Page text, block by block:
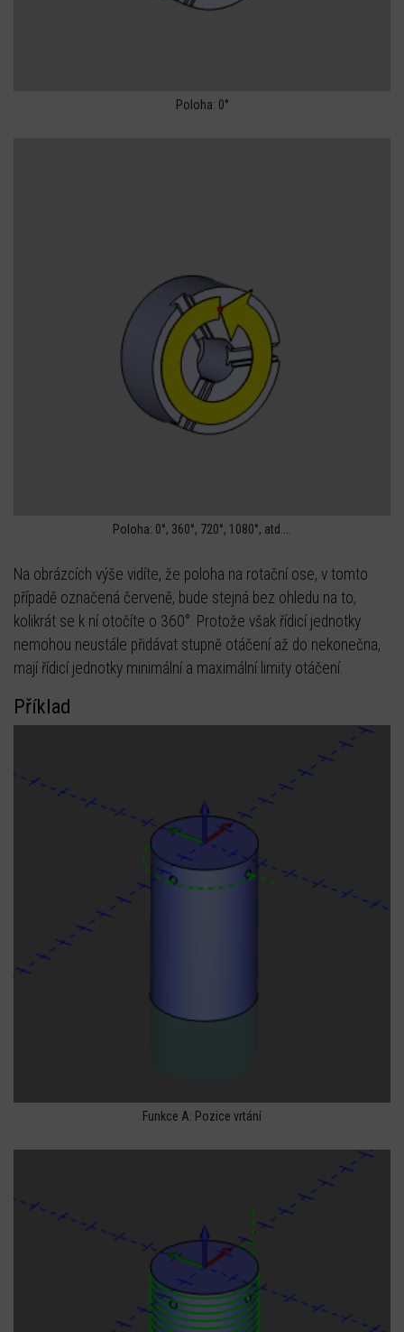
Poloha: 0°
Poloha: 0°, 360°, 720°, 1080°, atd....
Na obrázcích výše vidíte, že poloha na rotační ose, v tomto
případě označená červeně, bude stejná bez ohledu na to,
kolikrát se k ní otočíte o 360°. Protože však řídicí jednotky
nemohou neustále přidávat stupně otáčení až do nekonečna,
mají řídicí jednotky minimální a maximální limity otáčení.
Příklad
Funkce A: Pozice vrtání